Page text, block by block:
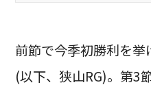
前節で今季初勝利を
(以下、狭山RG)。第3